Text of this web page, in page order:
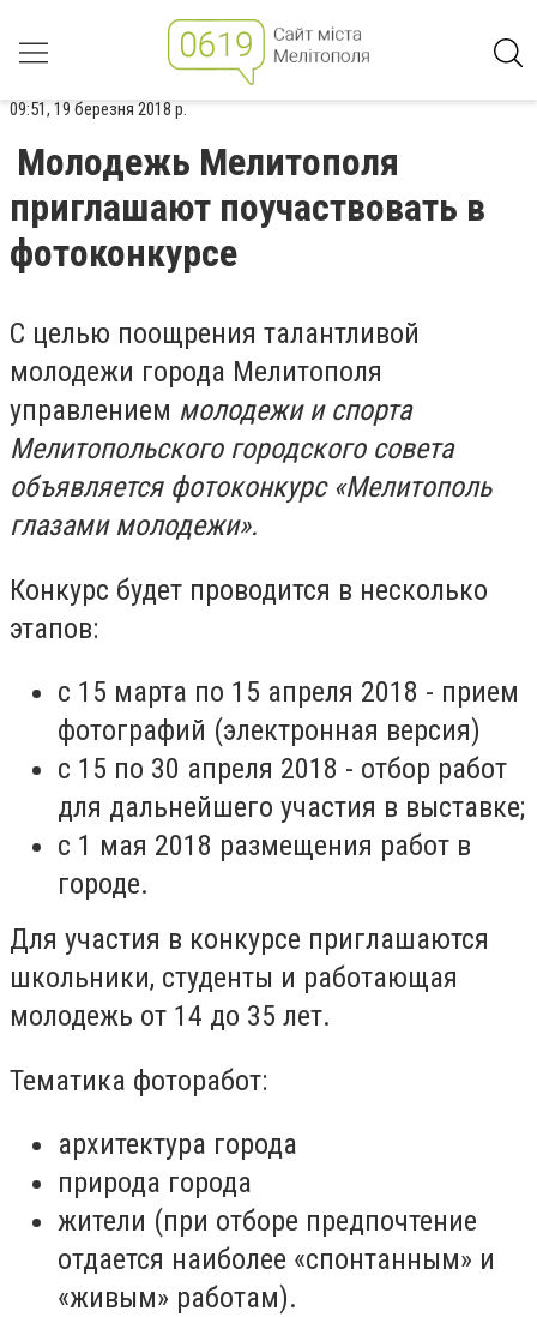
09:51, 19 березня 2018 р.
Молодежь Мелитополя
приглашают поучаствовать в
фотоконкурсе
С целью поощрения талантливой
молодежи города Мелитополя
управлением молодежи и спорта
Мелитопольского городского совета
объявляется фотоконкурс «Мелитополь
глазами молодежи».
Конкурс будет проводится в несколько
этапов:
с 15 марта по 15 апреля 2018 - прием
фотографий (электронная версия)
с 15 по 30 апреля 2018 - отбор работ
для дальнейшего участия в выставке;
с 1 мая 2018 размещения работ в
городе.
Для участия в конкурсе приглашаются
школьники, студенты и работающая
молодежь от 14 до 35 лет.
Тематика фоторабот:
архитектура города
природа города
жители (при отборе предпочтение
отдается наиболее «спонтанным» и
«живым» работам).